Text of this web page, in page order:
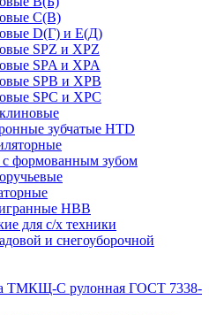
С(В)
D(Г) и Е(Д)
SPZ и XPZ
SPA и XPA
SPB и XPB
SPC и XPC
зубчатые HTD
формованным зубом
HBB
для с/х техники
и снегоуборочной
ТМКЩ-С рулонная ГОСТ 7338-